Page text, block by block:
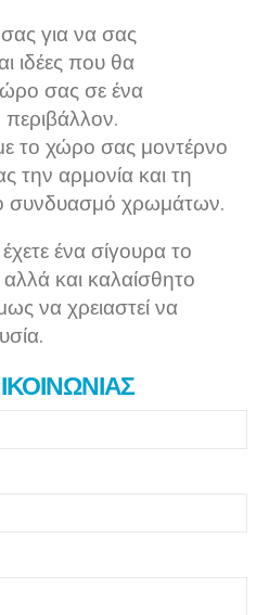
για να σας
ιδέες που θα
σας σε ένα
περιβάλλον.
το χώρο σας μοντέρνο
την αρμονία και τη
συνδυασμό χρωμάτων.
ένα σίγουρα το
και καλαίσθητο
να χρειαστεί να